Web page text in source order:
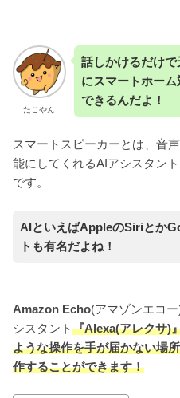
たこやん
話しかけるだけ
にスマートホー
できるんだよ！
スマートスピーカーとは、音
能にしてくれるAIアシスタン
です。
AIといえばAppleのSiriとか
トも有名だよね！
Amazon Echo(アマゾンエコ
シスタント『Alexa(アレクサ)
ような操作を手が届かない場
作することができます！